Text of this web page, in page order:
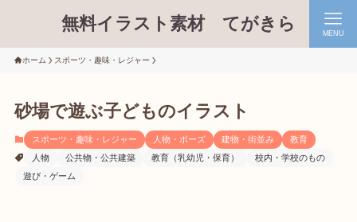
無料イラスト素材 てがきら MENU
ホーム スポーツ・趣味・レジャー
砂場で遊ぶ子どものイラスト
スポーツ・趣味・レジャー 人物・ポーズ 建物・街並み
教育
人物
公共物・公共建築 教育（乳幼児・保育）
校内・学校のもの
遊び・ゲーム